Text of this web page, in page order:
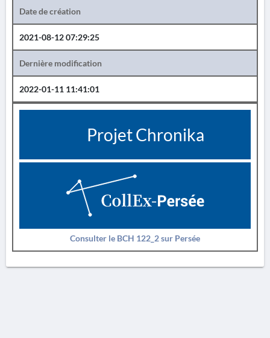
Date de création
2021-08-12 07:29:25
Dernière modification
2022-01-11 11:41:01
Projet Chronika
Consulter le BCH 122_2 sur Persée